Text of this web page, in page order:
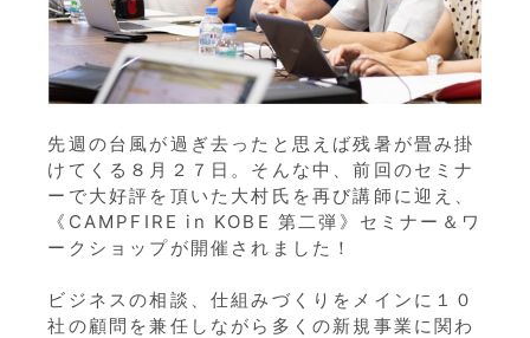
先週の台風が過ぎ去ったと思えば残暑が畳み掛
けてくる８月２７日。そんな中、前回のセミナ
ーで大好評を頂いた大村氏を再び講師に迎え、
《CAMPFIRE in KOBE 第二弾》セミナー＆ワ
ークショップが開催されました！
ビジネスの相談、仕組みづくりをメインに１０
社の顧問を兼任しながら多くの新規事業に関わ